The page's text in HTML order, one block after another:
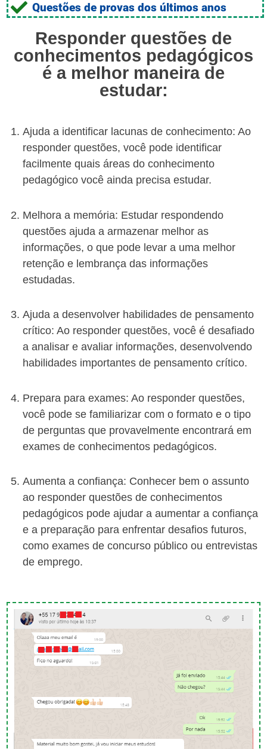
Questões de provas dos últimos anos
Responder questões de
conhecimentos pedagógicos
é a melhor maneira de
estudar:
Ajuda a identificar lacunas de conhecimento: Ao
responder questões, você pode identificar
facilmente quais áreas do conhecimento
pedagógico você ainda precisa estudar.
Melhora a memória: Estudar respondendo
questões ajuda a armazenar melhor as
informações, o que pode levar a uma melhor
retenção e lembrança das informações
estudadas.
Ajuda a desenvolver habilidades de pensamento
crítico: Ao responder questões, você é desafiado
a analisar e avaliar informações, desenvolvendo
habilidades importantes de pensamento crítico.
Prepara para exames: Ao responder questões,
você pode se familiarizar com o formato e o tipo
de perguntas que provavelmente encontrará em
exames de conhecimentos pedagógicos.
Aumenta a confiança: Conhecer bem o assunto
ao responder questões de conhecimentos
pedagógicos pode ajudar a aumentar a confiança
e a preparação para enfrentar desafios futuros,
como exames de concurso público ou entrevistas
de emprego.